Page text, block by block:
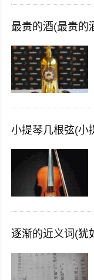
最贵的酒(最贵的
小提琴几根弦(小
逐渐的近义词(犹